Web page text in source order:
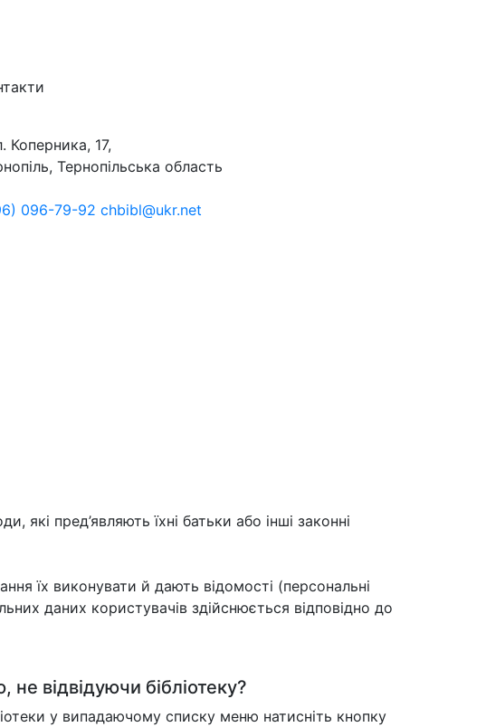
Коперника, 17,
Тернопільська область
096-79-92 chbibl@ukr.net
які пред’являють їхні батьки або інші законні
їх виконувати й дають відомості (персональні
даних користувачів здійснюється відповідно до
відвідуючи бібліотеку?
у випадаючому списку меню натисніть кнопку